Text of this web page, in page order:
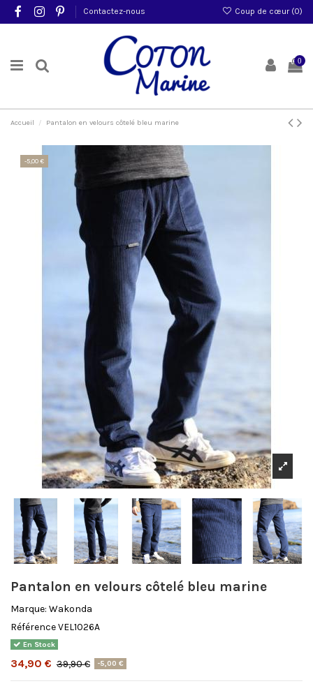
Contactez-nous Coup de cœur (0)
0
Accueil Pantalon en velours côtelé bleu marine
-5,00 €
Pantalon en velours côtelé bleu marine
Marque: Wakonda
RéférenceVEL1026A
En Stock
34,90 € 39,90 € -5,00 €